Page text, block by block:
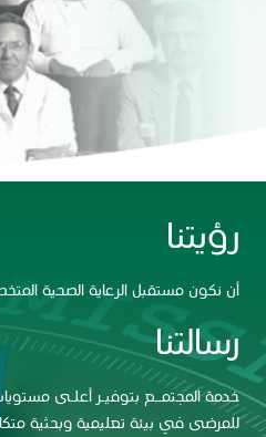
رؤيتنا
أن نكون مستقبل الرعاية الصحية
رسالتنا
خدمة المجتمــع بتوفيـر أعلـى
للمرضى في بيئة تعليمية وبحثية